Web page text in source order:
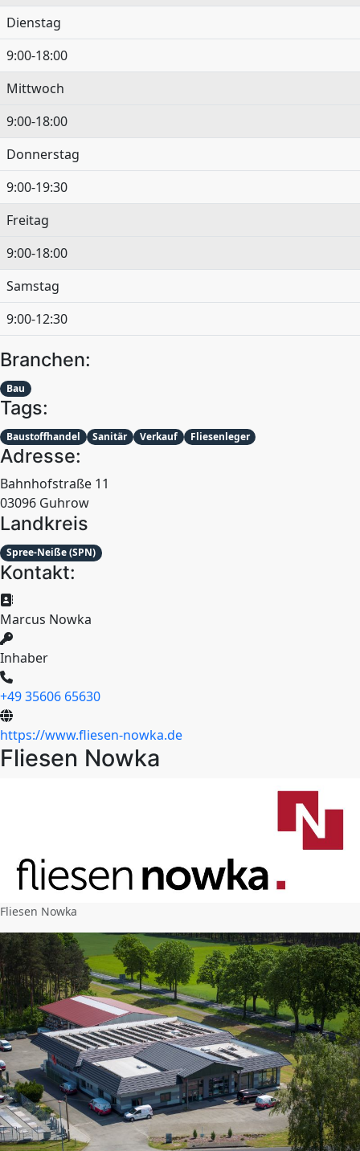
Dienstag
9:00-18:00
Mittwoch
9:00-18:00
Donnerstag
9:00-19:30
Freitag
9:00-18:00
Samstag
9:00-12:30
Branchen:
Bau
Tags:
Baustoffhandel Sanitär Verkauf Fliesenleger
Adresse:
Bahnhofstraße 11
03096 Guhrow
Landkreis
Spree-Neiße (SPN)
Kontakt:
Marcus Nowka
Inhaber
+49 35606 65630
https://www.fliesen-nowka.de
Fliesen Nowka
Fliesen Nowka